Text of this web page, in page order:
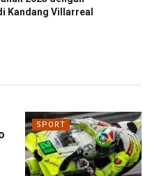
Kandang Villarreal
SPORT